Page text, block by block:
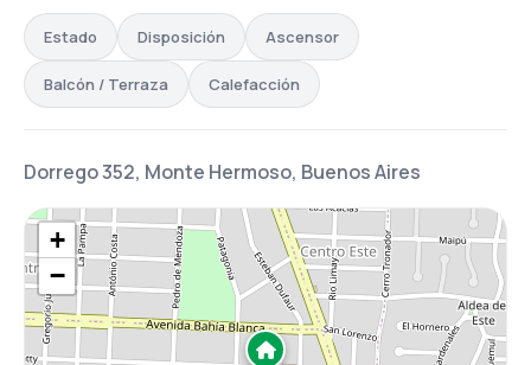
Estado Disposición Ascensor
Balcón / Terraza Calefacción
Dorrego 352, Monte Hermoso, Buenos Aires
+
−